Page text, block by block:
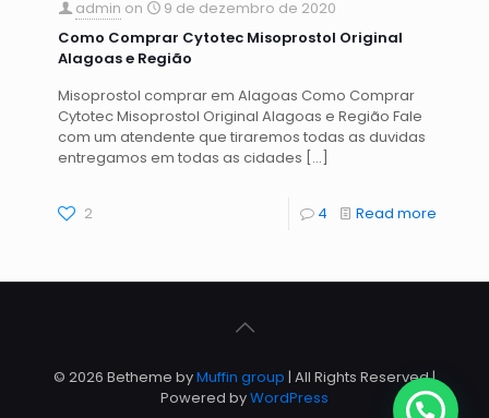
admin on
9 de dezembro de 2020
Como Comprar Cytotec Misoprostol Original
Alagoas e Região
Misoprostol comprar em Alagoas Como Comprar
Cytotec Misoprostol Original Alagoas e Região Fale
com um atendente que tiraremos todas as duvidas
entregamos em todas as cidades […]
2 4 Read more
© 2026 Betheme byMuffin group | All Rights Reserved |
Powered byWordPress